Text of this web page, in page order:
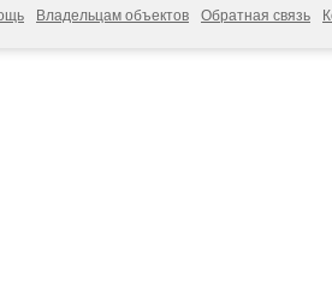
Владельцам объектов Обратная связь